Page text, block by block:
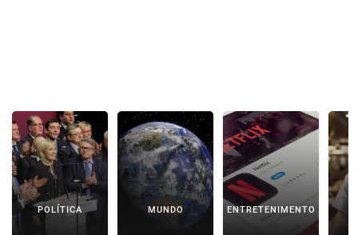
POLÍTICA MUNDO ENTRETENIMENTO